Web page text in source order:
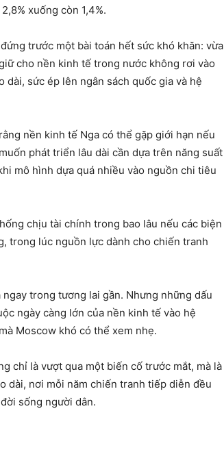
xuống còn 1,4%.
trước một bài toán hết sức khó khăn: vừa
cho nền kinh tế trong nước không rơi vào
sức ép lên ngân sách quốc gia và hệ
nền kinh tế Nga có thể gặp giới hạn nếu
phát triển lâu dài cần dựa trên năng suất
mô hình dựa quá nhiều vào nguồn chi tiêu
chịu tài chính trong bao lâu nếu các biện
trong lúc nguồn lực dành cho chiến tranh
trong tương lai gần. Nhưng những dấu
ngày càng lớn của nền kinh tế vào hệ
Moscow khó có thể xem nhẹ.
chỉ là vượt qua một biến cố trước mắt, mà là
dài, nơi mỗi năm chiến tranh tiếp diễn đều
sống người dân.